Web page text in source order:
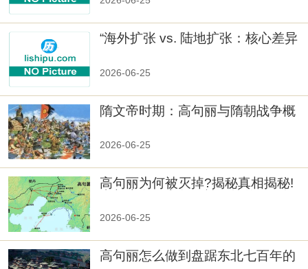
“海外扩张 vs. 陆地扩张：核心差异
2026-06-25
隋文帝时期：高句丽与隋朝战争概
2026-06-25
高句丽为何被灭掉?揭秘真相揭秘!
2026-06-25
高句丽怎么做到盘踞东北七百年的